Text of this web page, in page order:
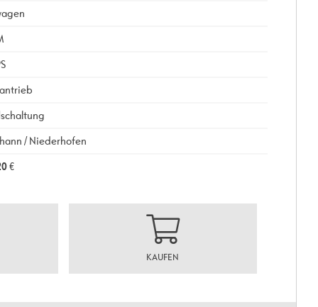
/ Niederhofen
€
KAUFEN